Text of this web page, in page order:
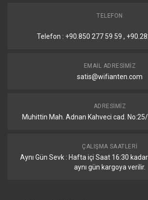
TELEFON
Telefon : +90.850 277 59 59 ,
EMAIL ADRESIMIZ
satis@wifianten.com
ADRESIMIZ
Muhittin Mah. Adnan Kahveci cad.
ÇALIŞMA SAATLERI
Aynı Gün Sevk : Hafta içi Saat 16:30
aynı gün kargoya verilir.